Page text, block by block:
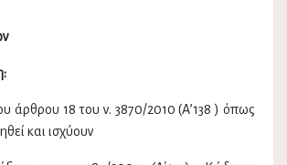
άρθρου 18 του ν. 3870/2010 (Α’138 ) όπως
και ισχύουν